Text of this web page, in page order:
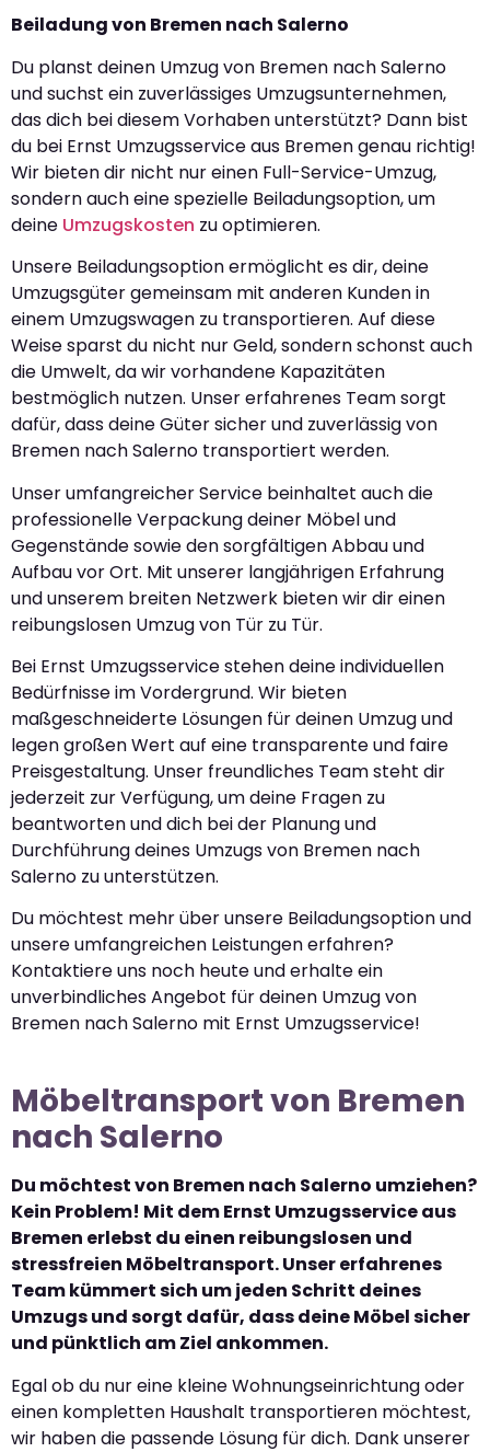
Beiladung von Bremen nach Salerno
Du planst deinen Umzug von Bremen nach Salerno
und suchst ein zuverlässiges Umzugsunternehmen,
das dich bei diesem Vorhaben unterstützt? Dann bist
du bei Ernst Umzugsservice aus Bremen genau richtig!
Wir bieten dir nicht nur einen Full-Service-Umzug,
sondern auch eine spezielle Beiladungsoption, um
deine Umzugskosten zu optimieren.
Unsere Beiladungsoption ermöglicht es dir, deine
Umzugsgüter gemeinsam mit anderen Kunden in
einem Umzugswagen zu transportieren. Auf diese
Weise sparst du nicht nur Geld, sondern schonst auch
die Umwelt, da wir vorhandene Kapazitäten
bestmöglich nutzen. Unser erfahrenes Team sorgt
dafür, dass deine Güter sicher und zuverlässig von
Bremen nach Salerno transportiert werden.
Unser umfangreicher Service beinhaltet auch die
professionelle Verpackung deiner Möbel und
Gegenstände sowie den sorgfältigen Abbau und
Aufbau vor Ort. Mit unserer langjährigen Erfahrung
und unserem breiten Netzwerk bieten wir dir einen
reibungslosen Umzug von Tür zu Tür.
Bei Ernst Umzugsservice stehen deine individuellen
Bedürfnisse im Vordergrund. Wir bieten
maßgeschneiderte Lösungen für deinen Umzug und
legen großen Wert auf eine transparente und faire
Preisgestaltung. Unser freundliches Team steht dir
jederzeit zur Verfügung, um deine Fragen zu
beantworten und dich bei der Planung und
Durchführung deines Umzugs von Bremen nach
Salerno zu unterstützen.
Du möchtest mehr über unsere Beiladungsoption und
unsere umfangreichen Leistungen erfahren?
Kontaktiere uns noch heute und erhalte ein
unverbindliches Angebot für deinen Umzug von
Bremen nach Salerno mit Ernst Umzugsservice!
Möbeltransport von Bremen
nach Salerno
Du möchtest von Bremen nach Salerno umziehen?
Kein Problem! Mit dem Ernst Umzugsservice aus
Bremen erlebst du einen reibungslosen und
stressfreien Möbeltransport. Unser erfahrenes
Team kümmert sich um jeden Schritt deines
Umzugs und sorgt dafür, dass deine Möbel sicher
und pünktlich am Ziel ankommen.
Egal ob du nur eine kleine Wohnungseinrichtung oder
einen kompletten Haushalt transportieren möchtest,
wir haben die passende Lösung für dich. Dank unserer